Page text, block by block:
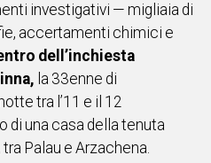
investigativi — migliaia di
accertamenti chimici e
dell’inchiesta
la 33enne di
tra l’11 e il 12
di una casa della tenuta
Palau e Arzachena.